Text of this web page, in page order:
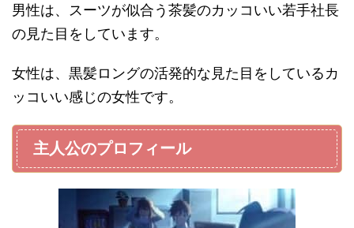
男性は、スーツが似合う茶髪のカッコいい若手社長
の見た目をしています。
女性は、黒髪ロングの活発的な見た目をしているカ
ッコいい感じの女性です。
主人公のプロフィール